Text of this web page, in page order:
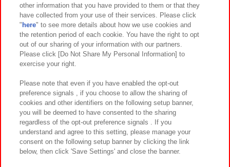
関連会社 サステナビリティ サイトポリシー
プライバシーポリシー ウェブアクセシビリティ方針と検証結果
お取引先さまとともに
カスタマーハラスメント対応方針 よくあるご質問・お問い合わせ
©Bandai Namco Amusement Inc.
other information that you have provided to them or that they
have collected from your use of their services. Please click
" here" to see more details about how we use cookies and
the retention period of each cookie. You have the right to opt
out of our sharing of your information with our partners.
Please click [Do Not Share My Personal Information] to
exercise your right.
Please note that even if you have enabled the opt-out
preference signals , if you choose to allow the sharing of
cookies and other identifiers on the following setup banner,
you will be deemed to have consented to the sharing
regardless of the opt-out preference signals . If you
understand and agree to this setting, please manage your
consent on the following setup banner by clicking the link
below, then click 'Save Settings' and close the banner.